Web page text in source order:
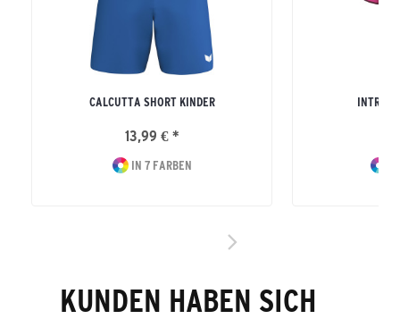
CALCUTTA SHORT KINDER
13,99 € *
IN 7 FARBEN
INTRO
KUNDEN HABEN SICH